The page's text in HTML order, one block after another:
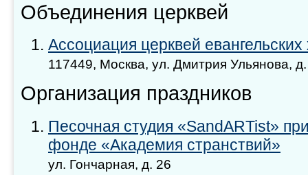
Объединения церквей
Ассоциация церквей евангельских
117449, Москва, ул. Дмитрия Ульянова,
Организация праздников
Песочная студия «SandARTist»
фонде «Академия странствий»
ул. Гончарная, д. 26